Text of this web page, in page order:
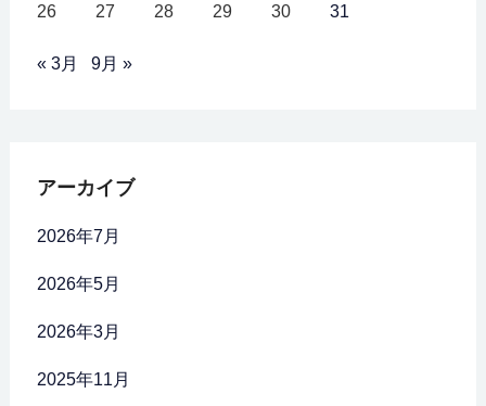
26
27 28 29 30 31
« 3月 9月 »
アーカイブ
2026年7月
2026年5月
2026年3月
2025年11月